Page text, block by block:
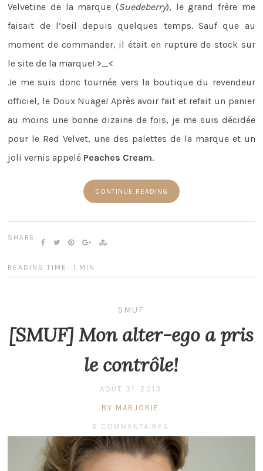
Velvetine de la marque (Suedeberry), le grand frère me
faisait de l’oeil depuis quelques temps. Sauf que au
moment de commander, il était en rupture de stock sur
le site de la marque! >_<
Je me suis donc tournée vers la boutique du revendeur
officiel, le Doux Nuage! Après avoir fait et refait un panier
au moins une bonne dizaine de fois, je me suis décidée
pour le Red Velvet, une des palettes de la marque et un
joli vernis appelé Peaches Cream.
CONTINUE READING
SHARE:
READING TIME: 1 MIN
SMUF
[SMUF] Mon alter-ego a pris
le contrôle!
AOÛT 31, 2013
BY MARJORIE
6 COMMENTAIRES